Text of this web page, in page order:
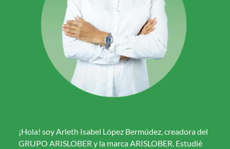
¡Hola! soy Arleth Isabel López Bermúdez, creadora del
GRUPO ARISLOBER y la marca ARISLOBER. Estudié